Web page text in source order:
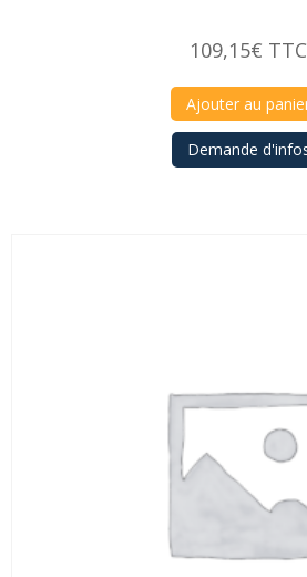
109,15€ TTC
Ajouter au
Demande